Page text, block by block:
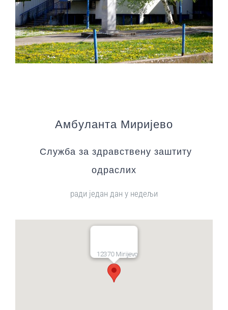
Амбуланта Миријево
Служба за здравствену заштиту
одраслих
ради један дан у недељи
12370 Mirijevo